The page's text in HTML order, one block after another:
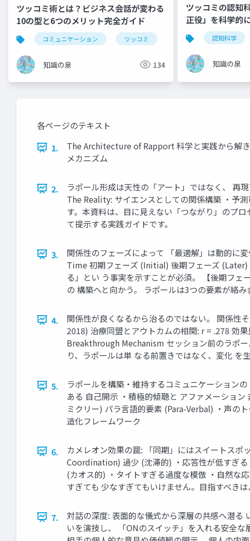
ツッコミ術とは？ビジネス会話が変わる
10の型と6つのメリット完全ガイド
コミュニケーション ツッコミ 会話術 ビジネスス
知識の泉 134
ツッコミの認知
正役」を科学的
認知科学
知識の泉
各ページのテキスト
1.
The Architecture of Rapport 科学と実践から解
メカニズム
2.
ラポール形成は天性の「アート」ではなく、 再
The Reality: サイエンスとしての関係構築 ・予
す。本資料は、目に見えない「つながり」のプ
て提示する実践ガイドです。
3.
関係性のフェーズによって 「最適解」は動的
Time 初期フェーズ (Initial) 後期フェーズ (Later)
る」とい う事実を示すことが必須。 【後期フ
の 構築へと向かう。 ラポールは3つの要素が絡み
4.
関係性が良くなるから治るのではない。 関係性
2018) 治療同盟とアウトカムの相関: r = .278 効
Breakthrough Mechanism セッション前のラポ
り、ラポールは単 なる前置きではなく、変化 を
5.
ラポールを構築・維持するコミュニケーション
ある 自己開示 ・積極的傾聴と アファメーショ
ミクリー) パラ言語的要素 (Para-Verbal) ・声の
造化フレームワーク
6.
カメレオン効果の罠: 「同期」にはスイートス
Coordination) 過少 (沈滞的) ・応答性が低すぎ
(カオス的) ・タイトすぎる過度な模倣 ・自然な
すぎても 少なすぎてもいけません。目指すべき
7.
対話の深度: 表面的な儀式から深層の共感へ潜
いを演技し、 「ONのスイッチ」を入れる安全